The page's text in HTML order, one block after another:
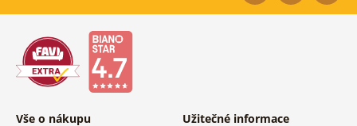
Vše o nákupu Užitečné informace